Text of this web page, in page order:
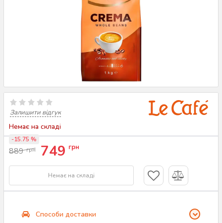
Залишити відгук
Немає на складі
889 грн 749 грн
-15.75 %
Немає на складі
Способи доставки